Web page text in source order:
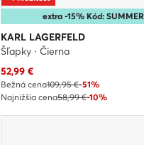
extra -15% Kód: SUMMER
KARL LAGERFELD
Šľapky · Čierna
Aktuálna cena
52,99€
Bežná cena109,95 €-51%
Najnižšia cena58,99 €-10%